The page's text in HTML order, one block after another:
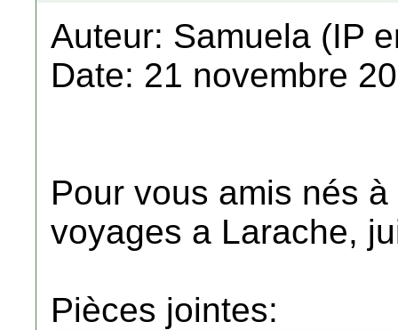
Auteur: Samuela (IP
Date: 21 novembre
Pour vous amis nés
voyages a Larache,
Pièces jointes: